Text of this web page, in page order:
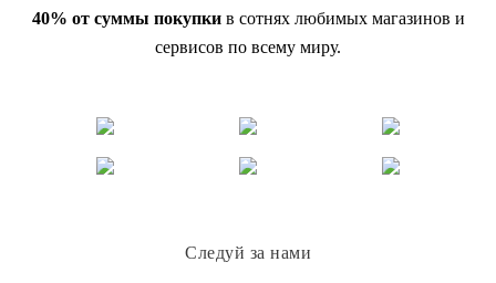
40% от суммы покупкив сотнях любимых магазинов и
сервисов по всему миру.
Следуй за нами